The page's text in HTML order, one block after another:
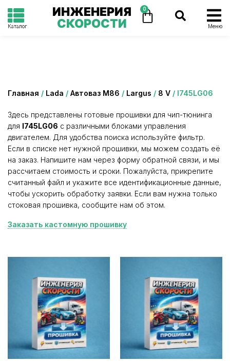
Каталог
ИНЖЕНЕРИЯ
СКОРОСТИ
0
Меню
Главная / Lada / Автоваз М86 / Largus / 8 V / I745LG06
Здесь представлены готовые прошивки для чип-тюнинга
для I745LG06 с различными блоками управления
двигателем. Для удобства поиска используйте фильтр.
Если в списке нет нужной прошивки, мы можем создать её
на заказ. Напишите нам через форму обратной связи, и мы
рассчитаем стоимость и сроки. Пожалуйста, прикрепите
считанный файл и укажите все идентификационные данные,
чтобы ускорить обработку заявки. Если вам нужна только
стоковая прошивка, сообщите нам об этом.
Заказать кастомную прошивку